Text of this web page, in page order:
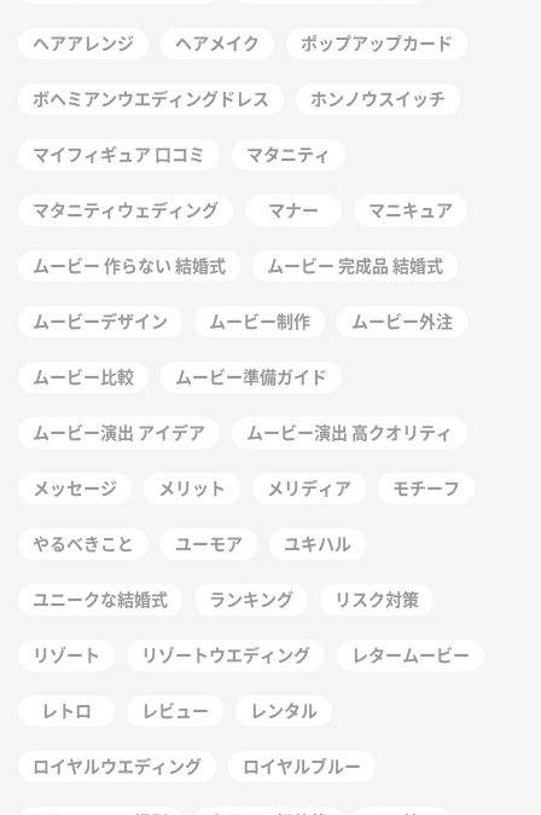
ヘアアレンジ ヘアメイク ポップアップカード
ボヘミアンウエディングドレス ホンノウスイッチ
マイフィギュア 口コミ マタニティ
マタニティウェディング マナー マニキュア
ムービー 作らない 結婚式 ムービー 完成品 結婚式
ムービーデザイン ムービー制作 ムービー外注
ムービー比較 ムービー準備ガイド
ムービー演出 アイデア ムービー演出 高クオリティ
メッセージ メリット メリディア モチーフ
やるべきこと ユーモア ユキハル
ユニークな結婚式 ランキング リスク対策
リゾート リゾートウエディング レタームービー
レトロ レビュー レンタル
ロイヤルウエディング ロイヤルブルー